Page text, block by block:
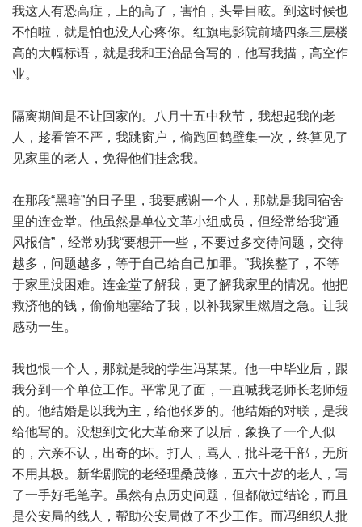
我这人有恐高症，上的高了，害怕，头晕目眩。到这时候也
不怕啦，就是怕也没人心疼你。红旗电影院前墙四条三层楼
高的大幅标语，就是我和王治品合写的，他写我描，高空作
业。
隔离期间是不让回家的。八月十五中秋节，我想起我的老
人，趁看管不严，我跳窗户，偷跑回鹤壁集一次，终算见了
见家里的老人，免得他们挂念我。
在那段“黑暗”的日子里，我要感谢一个人，那就是我同宿舍
里的连金堂。他虽然是单位文革小组成员，但经常给我“通
风报信”，经常劝我“要想开一些，不要过多交待问题，交待
越多，问题越多，等于自己给自己加罪。”我挨整了，不等
于家里没困难。连金堂了解我，更了解我家里的情况。他把
救济他的钱，偷偷地塞给了我，以补我家里燃眉之急。让我
感动一生。
我也恨一个人，那就是我的学生冯某某。他一中毕业后，跟
我分到一个单位工作。平常见了面，一直喊我老师长老师短
的。他结婚是以我为主，给他张罗的。他结婚的对联，是我
给他写的。没想到文化大革命来了以后，象换了一个人似
的，六亲不认，出奇的坏。打人，骂人，批斗老干部，无所
不用其极。新华剧院的老经理桑茂修，五六十岁的老人，写
了一手好毛笔字。虽然有点历史问题，但都做过结论，而且
是公安局的线人，帮助公安局做了不少工作。而冯组织人批